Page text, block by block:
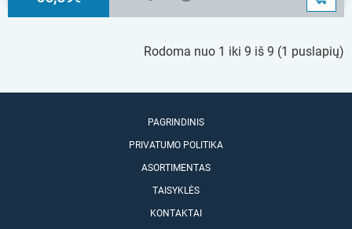
Rodoma nuo 1 iki 9 iš 9 (1 puslapių)
PAGRINDINIS
PRIVATUMO POLITIKA
ASORTIMENTAS
TAISYKLĖS
KONTAKTAI